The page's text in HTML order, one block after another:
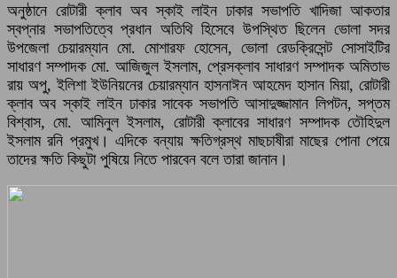
অনুষ্ঠানে রোটারী ক্লাব অব স্কাই লাইন ঢাকার সভাপতি খাদিজা আকতার
স্বপ্নার সভাপতিত্বে প্রধান অতিথি হিসেবে উপস্থিত ছিলেন ভোলা সদর
উপজেলা চেয়ারম্যান মো. মোশারফ হোসেন, ভোলা রেডক্রিসেন্ট সোসাইটির
সাধারণ সম্পাদক মো. আজিজুল ইসলাম, প্রেসক্লাব সাধারণ সম্পাদক অমিতাভ
রায় অপু, ইলিশা ইউনিয়নের চেয়ারম্যান হাসনাঈন আহমেদ হাসান মিয়া, রোটারী
ক্লাব অব স্কাই লাইন ঢাকার সাবেক সভাপতি আসাদুজ্জামান লিপটন, সপ্তম
বিশ্বাস, মো. আমিনুল ইসলাম, রোটারী ক্লাবের সাধারণ সম্পাদক তৌহিদুল
ইসলাম রনি প্রমুখ। এদিকে বন্যায় ক্ষতিগ্রস্থ মাছচাষীরা মাছের পোনা পেয়ে
তাদের ক্ষতি কিছুটা পুষিয়ে নিতে পারবেন বলে তারা জানান।